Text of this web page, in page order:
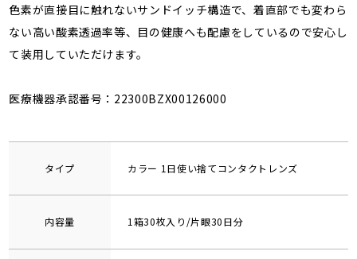
色素が直接目に触れないサンドイッチ構造で、着直部でも変わら
ない高い酸素透過率等、目の健康へも配慮をしているので安心し
て装用していただけます。
医療機器承認番号：22300BZX00126000
タイプ カラー 1日使い捨てコンタクトレンズ
内容量 1箱30枚入り/片眼30日分